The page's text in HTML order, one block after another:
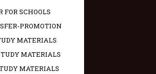
FOR SCHOOLS
PROMOTION
MATERIALS
MATERIALS
MATERIALS